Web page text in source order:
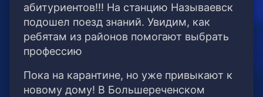
абитуриентов!!! На станцию Называевск
подошел поезд знаний. Увидим, как
ребятам из районов помогают выбрать
профессию
Пока на карантине, но уже привыкают к
новому дому! В Большереченском